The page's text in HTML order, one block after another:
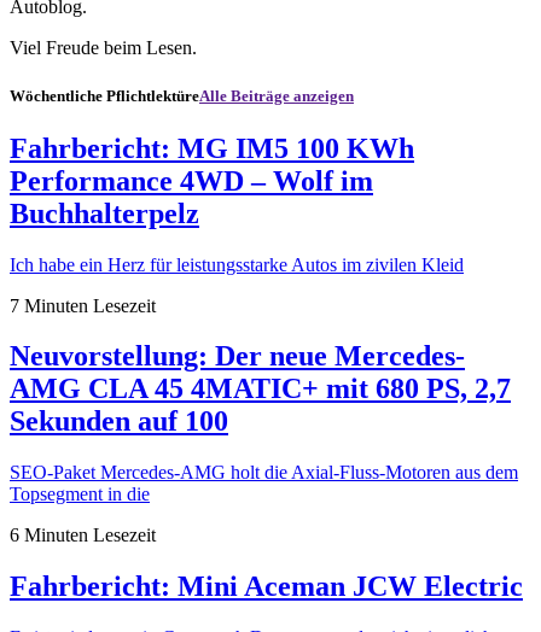
Autoblog.
Viel Freude beim Lesen.
Wöchentliche PflichtlektüreAlle Beiträge anzeigen
Fahrbericht: MG IM5 100 KWh
Performance 4WD – Wolf im
Buchhalterpelz
Ich habe ein Herz für leistungsstarke Autos im zivilen Kleid
7 Minuten Lesezeit
Neuvorstellung: Der neue Mercedes-
AMG CLA 45 4MATIC+ mit 680 PS, 2,7
Sekunden auf 100
SEO-Paket Mercedes-AMG holt die Axial-Fluss-Motoren aus dem
Topsegment in die
6 Minuten Lesezeit
Fahrbericht: Mini Aceman JCW Electric